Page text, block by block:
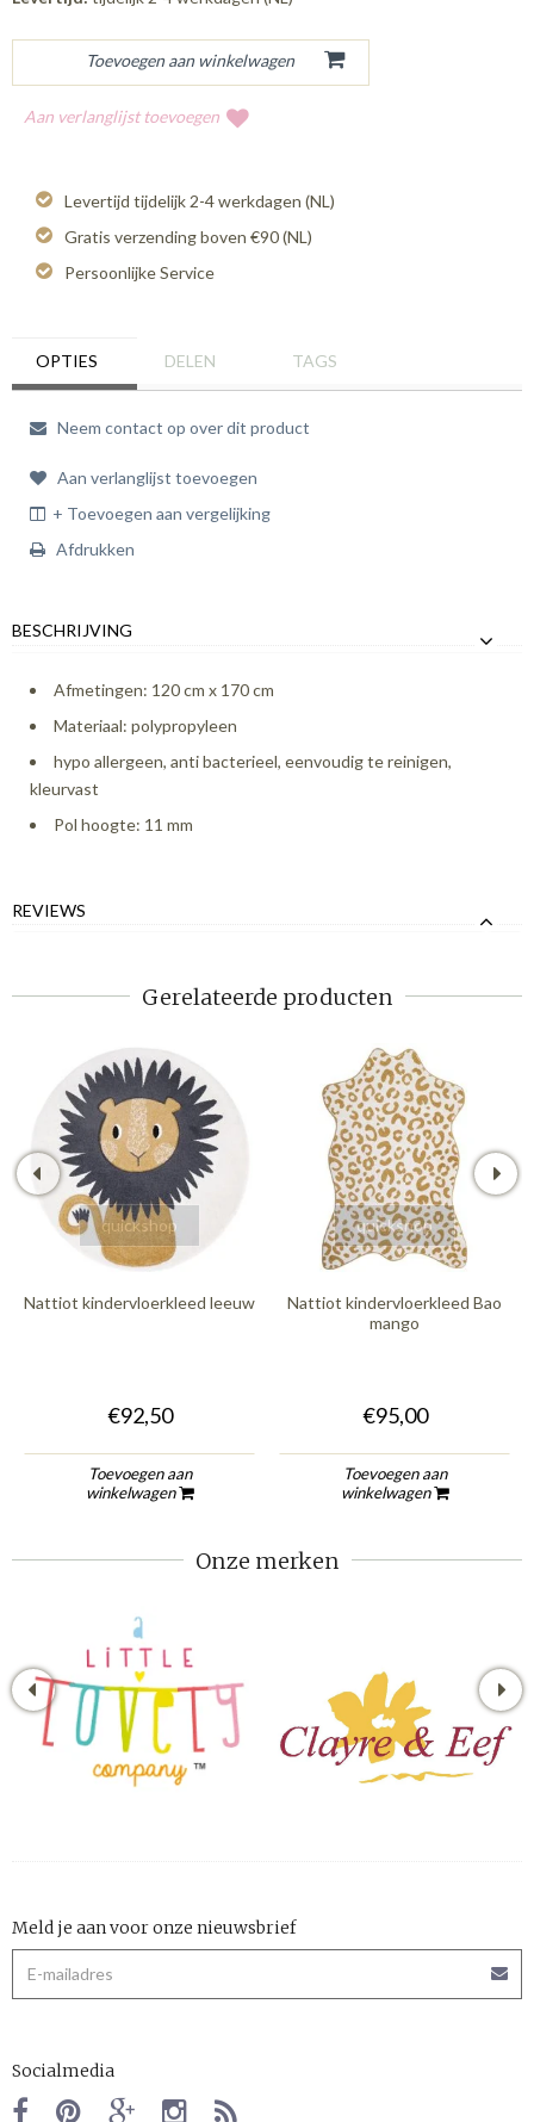
Aan verlanglijst toevoegen
Levertijd tijdelijk 2-4 werkdagen (NL)
Gratis verzending boven €90 (NL)
Persoonlijke Service
OPTIES DELEN TAGS
Neem contact op over dit product
Aan verlanglijst toevoegen
+ Toevoegen aan vergelijking
Afdrukken
BESCHRIJVING
Afmetingen: 120 cm x 170 cm
Materiaal: polypropyleen
hypo allergeen, anti bacterieel, eenvoudig te reinigen,
kleurvast
Pol hoogte: 11 mm
REVIEWS
Gerelateerde producten
quickshop
Nattiot kindervloerkleed leeuw
€92,50
Toevoegen aan
winkelwagen
quickshop
Nattiot kindervloerkleed Bao
mango
€95,00
Toevoegen aan
winkelwagen
Onze merken
Meld je aan voor onze nieuwsbrief
Socialmedia